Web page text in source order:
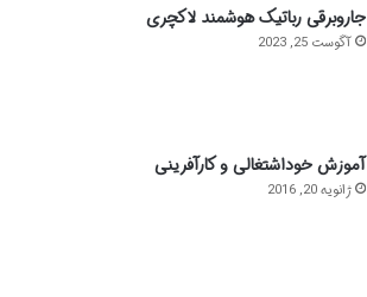
جاروبرقی رباتیک هوشمند لاکچری
آگوست 25, 2023
آموزش خوداشتغالی و کارآفرینی
ژانویه 20, 2016